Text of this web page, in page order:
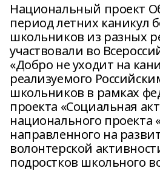
Национальный проект
период летних каникул
школьников из разных
участвовали во
«Добро не уходит на
реализуемого
школьников в рамках
проекта «Социальная
национального проекта
направленного на
волонтерской
подростков школьного